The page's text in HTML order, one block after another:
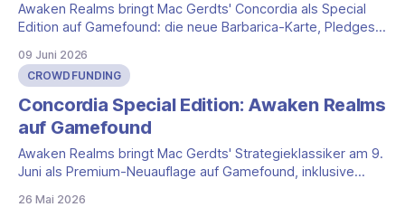
Awaken Realms bringt Mac Gerdts' Concordia als Special
Edition auf Gamefound: die neue Barbarica-Karte, Pledges
herkommen.
09 Juni 2026
CROWDFUNDING
Concordia Special Edition: Awaken Realms
auf Gamefound
Awaken Realms bringt Mac Gerdts' Strategieklassiker am 9.
Juni als Premium-Neuauflage auf Gamefound, inklusive
26 Mai 2026